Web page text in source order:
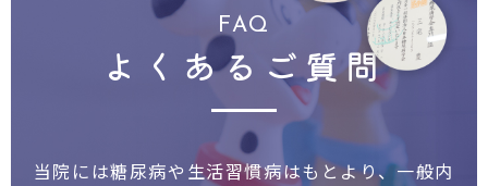
FAQ
よくあるご質問
当院には糖尿病や生活習慣病はもとより、一般内